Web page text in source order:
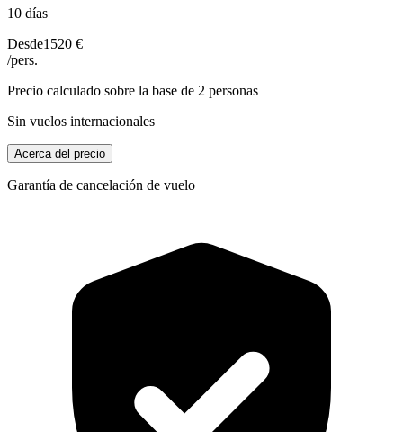
10 días
Desde1520 €
/pers.
Precio calculado sobre la base de 2 personas
Sin vuelos internacionales
Acerca del precio
Garantía de cancelación de vuelo